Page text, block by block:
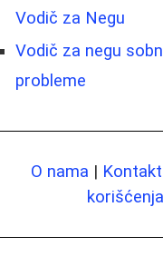
Vodič za Negu
Vodič za negu
probleme
O nama | Kontakt
korišćenja